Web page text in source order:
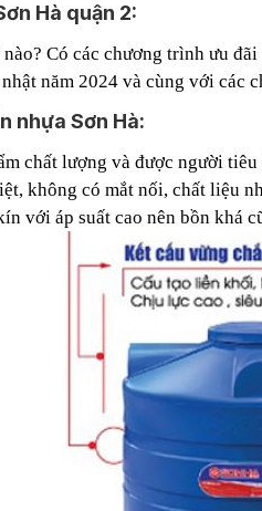
Hà quận 2:
nào? Có các chương trình ưu
năm 2024 và cùng với các
nhựa Sơn Hà:
chất lượng và được người
không có mắt nối, chất liệu
với áp suất cao nên bồn khá